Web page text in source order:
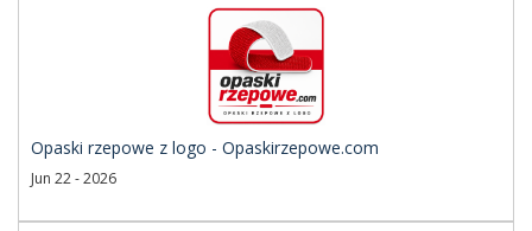
Opaski rzepowe z logo - Opaskirzepowe.com
Jun 22 - 2026